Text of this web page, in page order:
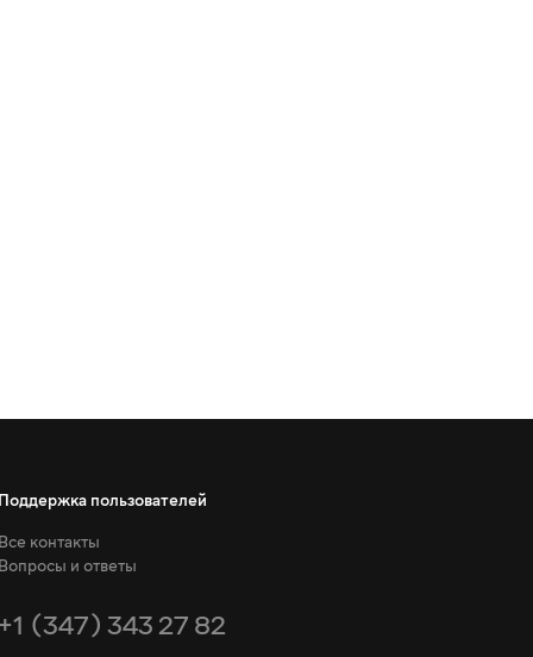
Поддержка пользователей
Все контакты
Вопросы и ответы
+1 (347) 343 27 82